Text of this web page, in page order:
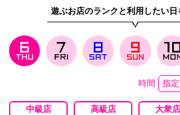
遊ぶお店のランクと利用したい日
時間
中級店 高級店 大衆店